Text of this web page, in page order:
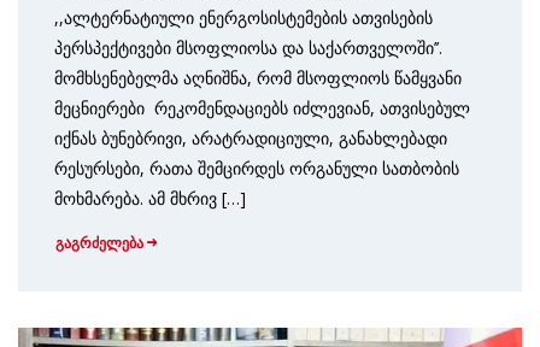
,,ალტერნატიული ენერგოსისტემების ათვისების
პერსპექტივები მსოფლიოსა და საქართველოში’’.
მომხსენებელმა აღნიშნა, რომ მსოფლიოს წამყვანი
მეცნიერები რეკომენდაციებს იძლევიან, ათვი­სე­ბულ
იქნას ბუნებრივი, არატრადიციული, განახლებადი
რესურსები, რათა შემცირდეს ორ­გა­ნუ­ლი სათბობის
მოხმარება. ამ მხრივ […]
გაგრძელება